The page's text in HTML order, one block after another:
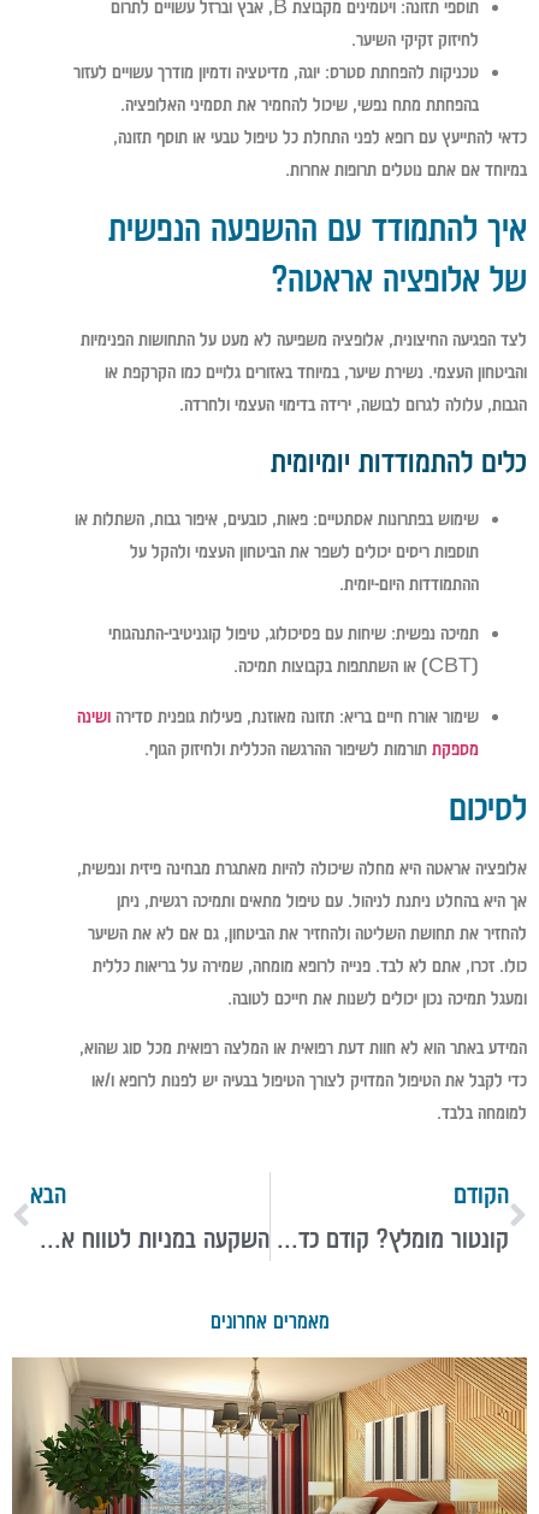
תוספי תזונה:
ויטמינים מקבוצת B, אבץ וברזל עשויים לתרום
לחיזוק זקיקי השיער.
טכניקות להפחתת סטרס: יוגה, מדיטציה ודמיון מודרך עשויים לעזור
בהפחתת מתח נפשי, שיכול להחמיר את תסמיני האלופציה.
כדאי להתייעץ עם רופא לפני התחלת כל טיפול טבעי או תוסף תזונה,
במיוחד אם אתם נוטלים תרופות אחרות.
איך להתמודד עם ההשפעה הנפשית
של אלופציה אראטה?
לצד הפגיעה החיצונית, אלופציה משפיעה לא מעט על התחושות הפנימיות
והביטחון העצמי. נשירת שיער, במיוחד באזורים גלויים כמו הקרקפת או
הגבות, עלולה לגרום לבושה, ירידה בדימוי העצמי ולחרדה.
כלים להתמודדות יומיומית
שימוש בפתרונות אסתטיים: פאות, כובעים, איפור גבות, השתלות או
תוספות ריסים יכולים לשפר את הביטחון העצמי ולהקל על
ההתמודדות היום-יומית.
תמיכה נפשית: שיחות עם פסיכולוג, טיפול קוגניטיבי-התנהגותי
(CBT) או השתתפות בקבוצות תמיכה.
שימור אורח חיים בריא: תזונה מאוזנת, פעילות גופנית סדירה ושינה
מספקת תורמות לשיפור ההרגשה הכללית ולחיזוק הגוף.
לסיכום
אלופציה אראטה היא מחלה שיכולה להיות מאתגרת מבחינה פיזית ונפשית,
אך היא בהחלט ניתנת לניהול. עם טיפול מתאים ותמיכה רגשית, ניתן
להחזיר את תחושת השליטה ולהחזיר את הביטחון, גם אם לא את השיער
כולו. זכרו, אתם לא לבד. פנייה לרופא מומחה, שמירה על בריאות כללית
ומעגל תמיכה נכון יכולים לשנות את חייכם לטובה.
המידע באתר הוא לא חוות דעת רפואית או המלצה רפואית מכל סוג שהוא,
כדי לקבל את הטיפול המדויק לצורך הטיפול בבעיה יש לפנות לרופא ו/או
למומחה בלבד.
הקודם
קונטור מומלץ? קודם כדאי להבין איך משתמשים בו ולמה
הבא
השקעה במניות לטווח ארוך: יתרונות, אסטרטגיות וטיפים
מאמרים אחרונים